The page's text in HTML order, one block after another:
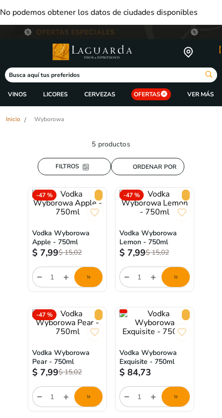
No podemos obtener los datos de ciudades disponibles
Busca aquí tus preferidos
VINOS LICORES CERVEZAS OFERTAS
Wyborowa
5 productos
ORDENAR POR
-47 %
Vodka Wyborowa
Apple - 750ml
$15,02
$ 7,99
Cantidad
de
producto
-47 %
Vodka Wyborowa
Lemon - 750ml
$15,02
$ 7,99
Cantidad
de
producto
-47 %
Vodka Wyborowa
Pear - 750ml
$15,02
$ 7,99
Cantidad
de
producto
Vodka Wyborowa
Exquisite - 750ml
$ 84,73
Cantidad
de
producto